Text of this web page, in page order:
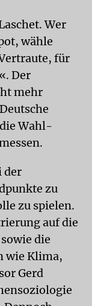
Wer
wähle
für
Der
mehr
Wahl-
der
zu
zu spielen.
auf die
die
wie Klima,
Gerd